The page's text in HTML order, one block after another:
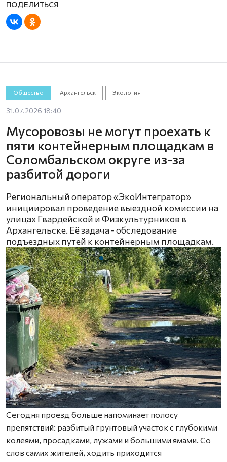
Общество Архангельск Экология
31.07.2026 18:40
Мусоровозы не могут проехать к
пяти контейнерным площадкам в
Соломбальском округе из-за
разбитой дороги
Региональный оператор «ЭкоИнтегратор»
инициировал проведение выездной комиссии на
улицах Гвардейской и Физкультурников в
Архангельске. Её задача - обследование
подъездных путей к контейнерным площадкам.
Сегодня проезд больше напоминает полосу
препятствий: разбитый грунтовый участок с глубокими
колеями, просадками, лужами и большими ямами. Со
слов самих жителей, ходить приходится